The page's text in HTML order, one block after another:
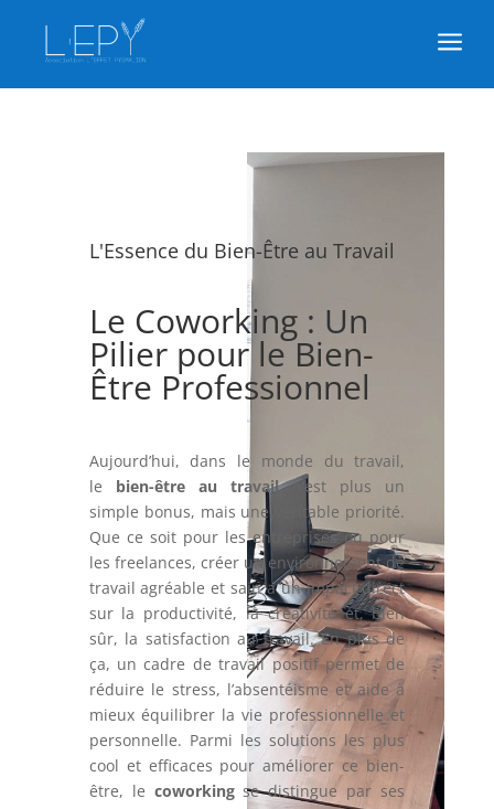
a
L'Essence du Bien-Être au Travail
Le Coworking : Un
Pilier pour le Bien-
Être Professionnel
Aujourd’hui, dans le monde du travail,
le bien-être au travailn’est plus un
simple bonus, mais une véritable priorité.
Que ce soit pour les entreprises ou pour
les freelances, créer un environnement de
travail agréable et sain a un impact direct
sur la productivité, la créativité et, bien
sûr, la satisfaction au travail. En plus de
ça, un cadre de travail positif permet de
réduire le stress, l’absentéisme et aide à
mieux équilibrer la vie professionnelle et
personnelle. Parmi les solutions les plus
cool et efficaces pour améliorer ce bien-
être, le coworkingse distingue par ses